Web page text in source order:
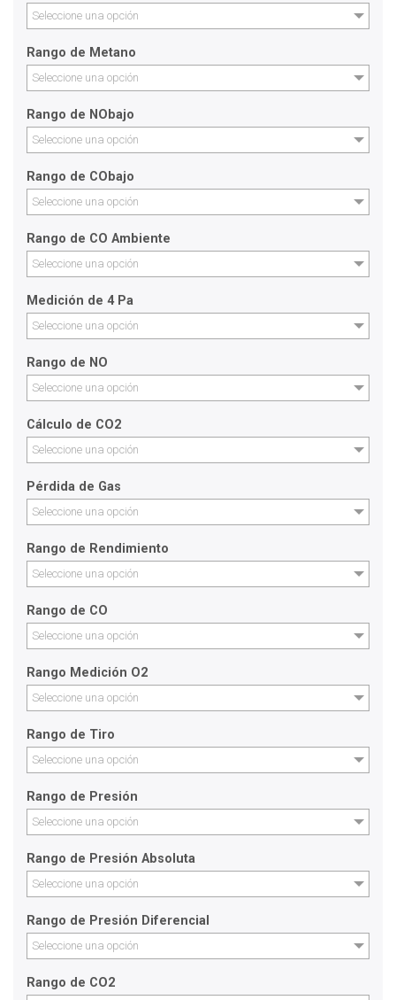
Seleccione una opción
Rango de Metano
Seleccione una opción
Rango de NObajo
Seleccione una opción
Rango de CObajo
Seleccione una opción
Rango de CO Ambiente
Seleccione una opción
Medición de 4 Pa
Seleccione una opción
Rango de NO
Seleccione una opción
Cálculo de CO2
Seleccione una opción
Pérdida de Gas
Seleccione una opción
Rango de Rendimiento
Seleccione una opción
Rango de CO
Seleccione una opción
Rango Medición O2
Seleccione una opción
Rango de Tiro
Seleccione una opción
Rango de Presión
Seleccione una opción
Rango de Presión Absoluta
Seleccione una opción
Rango de Presión Diferencial
Seleccione una opción
Rango de CO2